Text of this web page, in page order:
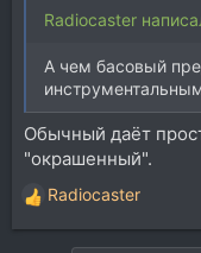
Radiocaster
А чем басовый
Обычный даёт
"окрашенный".
Р
е
Radiocaster